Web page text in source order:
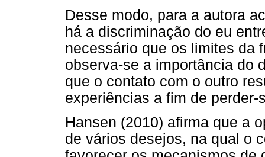
Desse modo, para a autora
há a discriminação do eu
necessário que os limites da
observa-se a importância do
que o contato com o outro
experiências a fim de perder-
Hansen (2010) afirma que a
de vários desejos, na qual o